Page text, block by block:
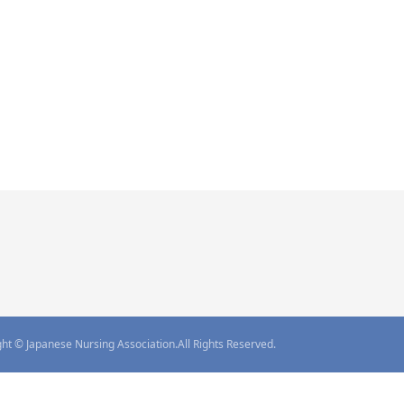
© Japanese Nursing Association.All Rights Reserved.